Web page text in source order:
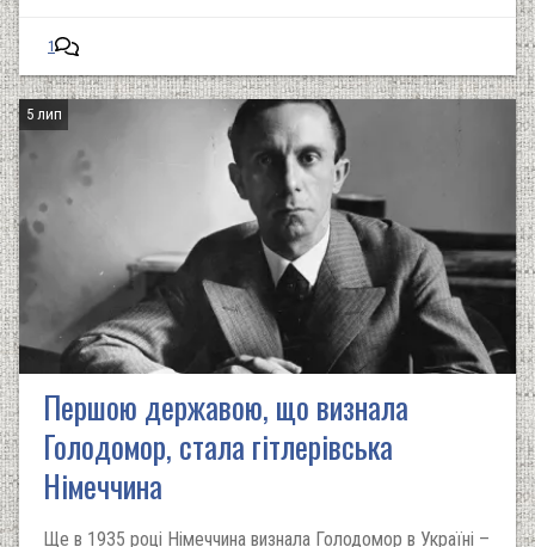
1
5 лип
Першою державою, що визнала
Голодомор, стала гітлерівська
Німеччина
Ще в 1935 році Німеччина визнала Голодомор в Україні –